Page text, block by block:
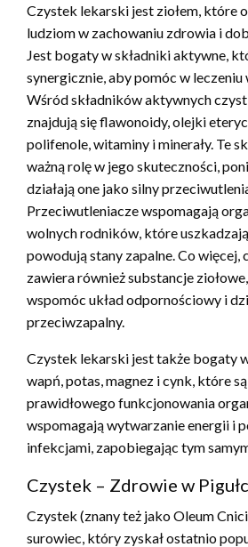
Czystek lekarski jest ziołem, które
ludziom w zachowaniu zdrowia i
Jest bogaty w składniki aktywne,
synergicznie, aby pomóc w leczeniu
Wśród składników aktywnych
znajdują się flawonoidy, olejki
polifenole, witaminy i minerały. Te
ważną rolę w jego skuteczności,
działają one jako silny
Przeciwutleniacze wspomagają
wolnych rodników, które
powodują stany zapalne. Co
zawiera również substancje
wspomóc układ odpornościowy i
przeciwzapalny.
Czystek lekarski jest także bogaty
wapń, potas, magnez i cynk, które
prawidłowego funkcjonowania
wspomagają wytwarzanie energii i
infekcjami, zapobiegając tym
Czystek – Zdrowie w
Czystek (znany też jako Oleum
surowiec, który zyskał ostatnio